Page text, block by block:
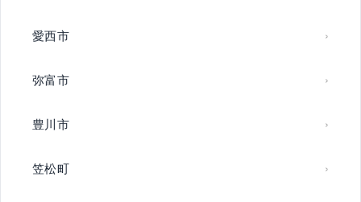
愛西市
弥富市
豊川市
笠松町